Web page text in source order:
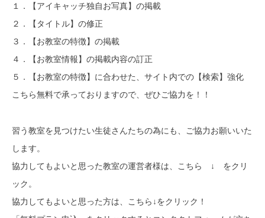
１．【アイキャッチ独自お写真】の掲載
２．【タイトル】の修正
３．【お教室の特徴】の掲載
４．【お教室情報】の掲載内容の訂正
５．【お教室の特徴】に合わせた、サイト内での【検索】強化
こちら無料で承っておりますので、ぜひご協力を！！
習う教室を見つけたい生徒さんたちの為にも、ご協力お願いいた
します。
協力してもよいと思った教室の運営者様は、こちら ↓ をクリ
ック。
協力してもよいと思った方は、こちら↓をクリック！